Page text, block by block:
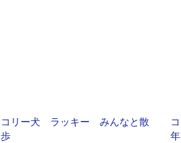
コリー犬 ラッキー みんなと散
歩